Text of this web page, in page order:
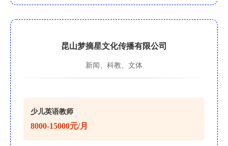
昆山梦摘星文化传播有限公司
新闻、科教、文体
少儿英语教师
8000-15000元/月